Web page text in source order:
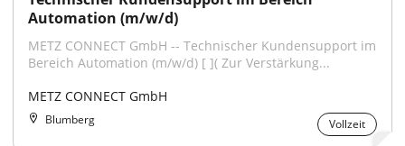
Automation (m/w/d)
METZ CONNECT GmbH -- Technischer Kundensupport im
Bereich Automation (m/w/d) [ ]( Zur Verstärkung...
METZ CONNECT GmbH
Blumberg Vollzeit